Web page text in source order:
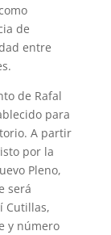
de
entre
de Rafal
para
A partir
por la
Pleno,
será
Cutillas,
y número